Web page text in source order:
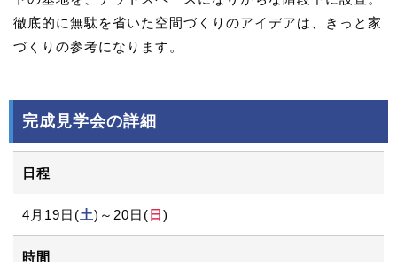
徹底的に無駄を省いた空間づくりのアイデアは、きっと家
づくりの参考になります。
完成見学会の詳細
日程
4月19日(土)～20日( 日 )
時間